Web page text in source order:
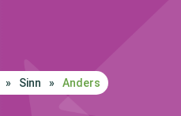
» Sinn » Anders